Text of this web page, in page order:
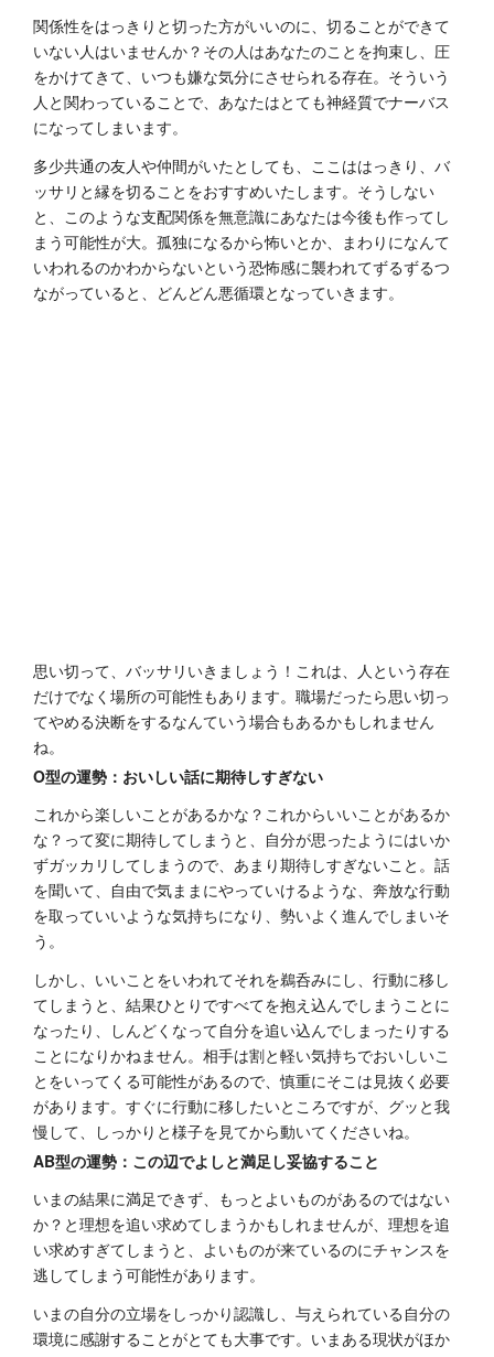
関係性をはっきりと切った方がいいのに、切ることができて
いない人はいませんか？その人はあなたのことを拘束し、圧
をかけてきて、いつも嫌な気分にさせられる存在。そういう
人と関わっていることで、あなたはとても神経質でナーバス
になってしまいます。
多少共通の友人や仲間がいたとしても、ここははっきり、バ
ッサリと縁を切ることをおすすめいたします。そうしない
と、このような支配関係を無意識にあなたは今後も作ってし
まう可能性が大。孤独になるから怖いとか、まわりになんて
いわれるのかわからないという恐怖感に襲われてずるずるつ
ながっていると、どんどん悪循環となっていきます。
思い切って、バッサリいきましょう！これは、人という存在
だけでなく場所の可能性もあります。職場だったら思い切っ
てやめる決断をするなんていう場合もあるかもしれません
ね。
O型の運勢：おいしい話に期待しすぎない
これから楽しいことがあるかな？これからいいことがあるか
な？って変に期待してしまうと、自分が思ったようにはいか
ずガッカリしてしまうので、あまり期待しすぎないこと。話
を聞いて、自由で気ままにやっていけるような、奔放な行動
を取っていいような気持ちになり、勢いよく進んでしまいそ
う。
しかし、いいことをいわれてそれを鵜呑みにし、行動に移し
てしまうと、結果ひとりですべてを抱え込んでしまうことに
なったり、しんどくなって自分を追い込んでしまったりする
ことになりかねません。相手は割と軽い気持ちでおいしいこ
とをいってくる可能性があるので、慎重にそこは見抜く必要
があります。すぐに行動に移したいところですが、グッと我
慢して、しっかりと様子を見てから動いてくださいね。
AB型の運勢：この辺でよしと満足し妥協すること
いまの結果に満足できず、もっとよいものがあるのではない
か？と理想を追い求めてしまうかもしれませんが、理想を追
い求めすぎてしまうと、よいものが来ているのにチャンスを
逃してしまう可能性があります。
いまの自分の立場をしっかり認識し、与えられている自分の
環境に感謝することがとても大事です。いまある現状がほか